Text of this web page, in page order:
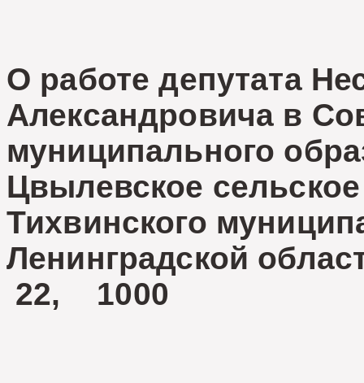
О работе депутата
Александровича в
муниципального
Цвылевское
Тихвинского
Ленинградской
22, 1000